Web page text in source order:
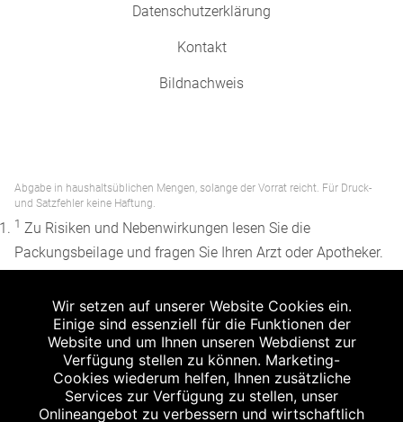
Datenschutzerklärung
Kontakt
Bildnachweis
Abgabe in haushaltsüblichen Mengen, solange der Vorrat reicht. Für Druck-
und Satzfehler keine Haftung.
1 Zu Risiken und Nebenwirkungen lesen Sie die
Packungsbeilage und fragen Sie Ihren Arzt oder Apotheker.
Apothekenerstattungspreis (AEP). Der AEP ist keine
unverbindliche Preisempfehlung der Hersteller. Der AEP ist
ein von den Apotheken in Ansatz gebrachter Preis für
rezeptfreie Arzneimittel. Er entspricht in der Höhe dem für
Apotheken verbindlichen Abgabepreis, zu dem eine
Wir setzen auf unserer Website Cookies ein.
Einige sind essenziell für die Funktionen der
Website und um Ihnen unseren Webdienst zur
Verfügung stellen zu können. Marketing-
Cookies wiederum helfen, Ihnen zusätzliche
Services zur Verfügung zu stellen, unser
Onlineangebot zu verbessern und wirtschaftlich